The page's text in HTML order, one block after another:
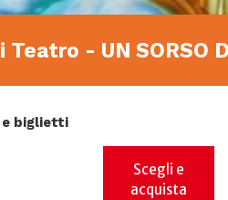
Teatro - UN SORSO
biglietti
Scegli e
acquista